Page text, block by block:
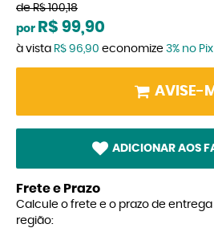
de R$ 100,18
por R$ 99,90
à vista R$ 96,90 economize 3% no Pix
AVISE-
ADICIONAR AOS
Frete e Prazo
Calcule o frete e o prazo de
região: